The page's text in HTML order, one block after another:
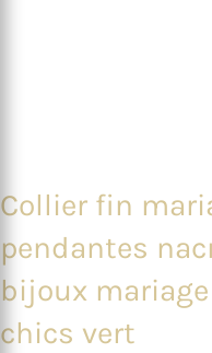
Collier fin
pendantes
bijoux
chics vert